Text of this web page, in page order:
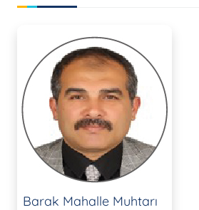
Barak Mahalle Muhtarı